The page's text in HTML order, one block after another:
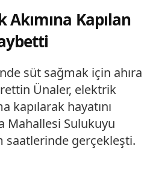
Akımına Kapılan
süt sağmak için ahıra
Ünaler, elektrik
kapılarak hayatını
Mahallesi Sulukuyu
saatlerinde gerçekleşti.